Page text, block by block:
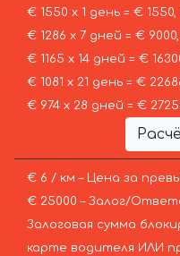
€ 1550 х 1 день = €
€ 1286 х 7 дней = €
€ 1165 х 14 дней = €
€ 1081 х 21 день = €
€ 974 х 28 дней = €
€ 6 / км – Цена за
€ 25000 – Залог/
Залоговая сумма
карте водителя ИЛИ